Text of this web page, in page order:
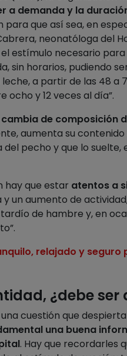
a demanda y la
para que así sea, en
neonatóloga del
estímulo necesario
sin horarios, pudiendo
a partir de las 48 a
y 12 veces al día”.
cambia de composición
aumenta su
pecho y que lo
hay que estar atentos a
un aumento de
de hambre y, en
relajado y
¿debe
cuestión que
una buena
. Hay que recordarles